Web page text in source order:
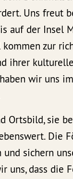
Uns freut
auf der Insel
zur
ihrer
wir uns
Ortsbild, sie
Die
sichern
uns, dass die